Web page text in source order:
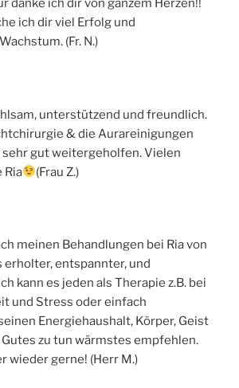
danke ich dir von ganzem Herzen!!
ich dir viel Erfolg und
(Fr. N.)
unterstützend und freundlich.
& die Aurareinigungen
sehr gut weitergeholfen. Vielen
Ria
(Frau Z.)
meinen Behandlungen bei Ria von
erholter, entspannter, und
kann es jeden als Therapie z.B. bei
und Stress oder einfach
Energiehaushalt, Körper, Geist
zu tun wärmstes empfehlen.
wieder gerne! (Herr M.)